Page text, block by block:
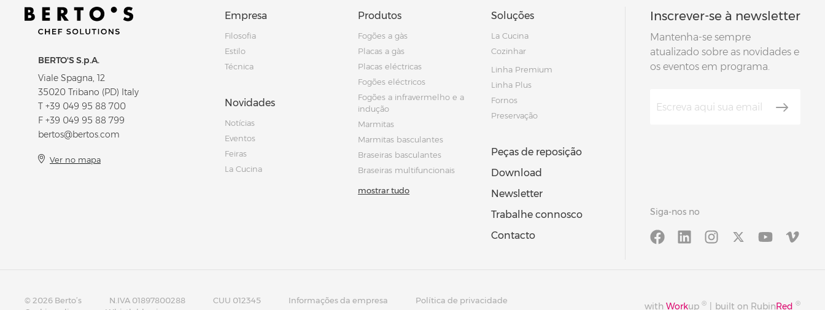
BERTO'S S.p.A.
Viale Spagna, 12
35020 Tribano (PD) Italy
T +39 049 95 88 700
F +39 049 95 88 799
bertos@bertos.com
Ver no mapa
Empresa
Filosofia
Estilo
Técnica
Novidades
Notícias
Eventos
Feiras
La Cucina
Produtos
Fogões a gàs
Placas a gàs
Placas eléctricas
Fogões eléctricos
Fogões a infravermelho e a
indução
Marmitas
Marmitas basculantes
Braseiras basculantes
Braseiras multifuncionais
mostrar tudo
Soluções
La Cucina
Cozinhar
Linha Premium
Linha Plus
Fornos
Preservação
Peças de reposição
Download
Newsletter
Trabalhe connosco
Contacto
Inscrever-se à newsletter
Mantenha-se sempre
atualizado sobre as novidades e
os eventos em programa.
Siga-nos no
© 2026 Berto’s N.IVA 01897800288 CUU 012345 Informações da empresa
Política de privacidade
with Workup ® built on RubinRed ®